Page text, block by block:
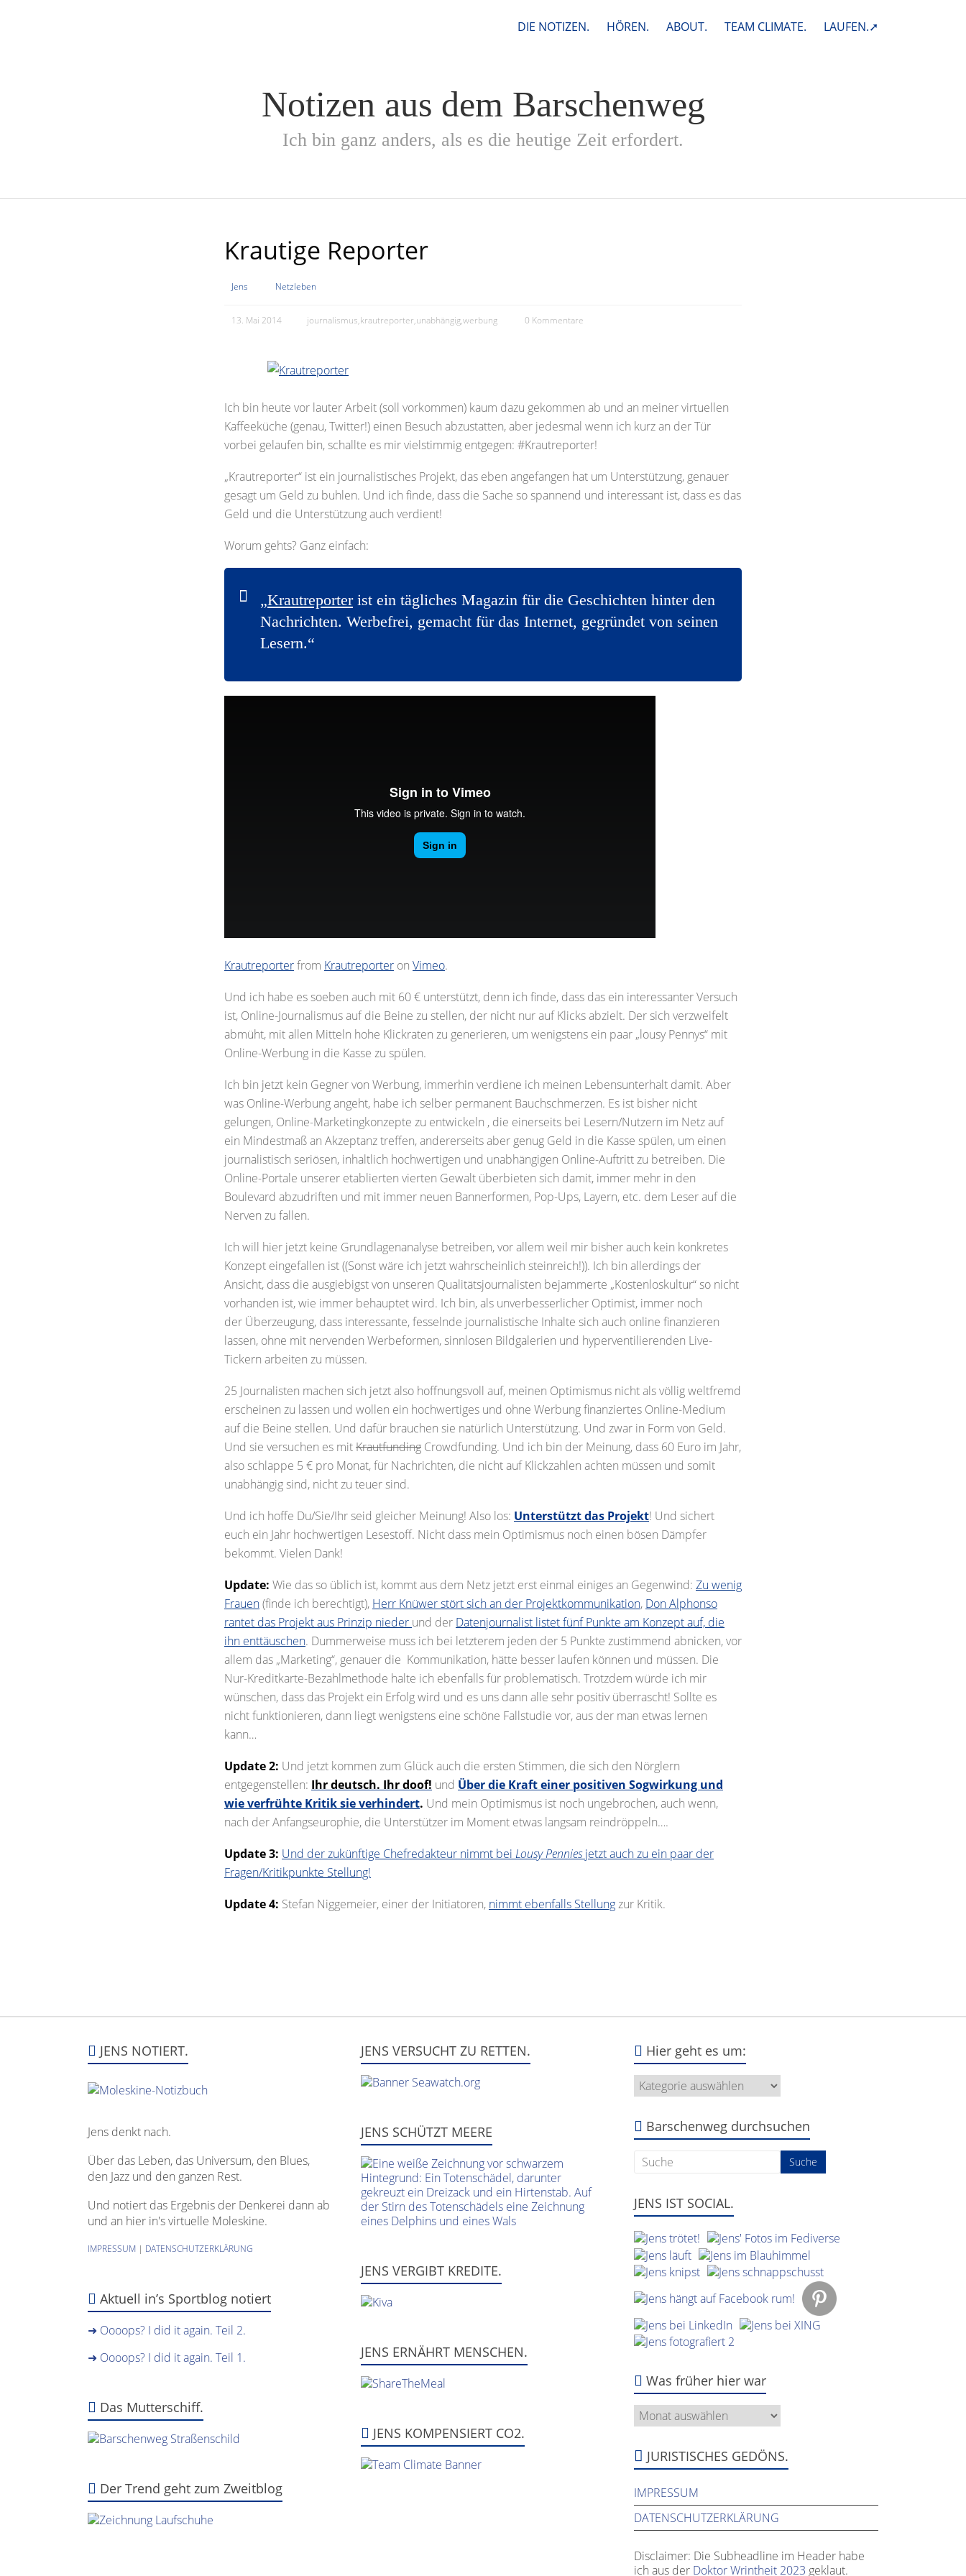
DIE NOTIZEN. HÖREN. ABOUT. TEAM CLIMATE. LAUFEN.➚
Notizen aus dem Barschenweg
Ich bin ganz anders, als es die heutige Zeit erfordert.
Krautige Reporter
Jens Netzleben
13. Mai 2014 journalismus,krautreporter,unabhängig,werbung 0 Kommentare
Ich bin heute vor lauter Arbeit (soll vorkommen) kaum dazu gekommen ab und an meiner virtuellen
Kaffeeküche (genau, Twitter!) einen Besuch abzustatten, aber jedesmal wenn ich kurz an der Tür
vorbei gelaufen bin, schallte es mir vielstimmig entgegen: #Krautreporter!
„Krautreporter“ ist ein journalistisches Projekt, das eben angefangen hat um Unterstützung, genauer
gesagt um Geld zu buhlen. Und ich finde, dass die Sache so spannend und interessant ist, dass es das
Geld und die Unterstützung auch verdient!
Worum gehts? Ganz einfach:
„Krautreporterist ein tägliches Magazin für die Geschichten hinter den
Nachrichten. Werbefrei, gemacht für das Internet, gegründet von seinen
Lesern.“
Krautreporterfrom Krautreporter on Vimeo.
Und ich habe es soeben auch mit 60 € unterstützt, denn ich finde, dass das ein interessanter Versuch
ist, Online-Journalismus auf die Beine zu stellen, der nicht nur auf Klicks abzielt. Der sich verzweifelt
abmüht, mit allen Mitteln hohe Klickraten zu generieren, um wenigstens ein paar „lousy Pennys“ mit
Online-Werbung in die Kasse zu spülen.
Ich bin jetzt kein Gegner von Werbung, immerhin verdiene ich meinen Lebensunterhalt damit. Aber
was Online-Werbung angeht, habe ich selber permanent Bauchschmerzen. Es ist bisher nicht
gelungen, Online-Marketingkonzepte zu entwickeln , die einerseits bei Lesern/Nutzern im Netz auf
ein Mindestmaß an Akzeptanz treffen, andererseits aber genug Geld in die Kasse spülen, um einen
journalistisch seriösen, inhaltlich hochwertigen und unabhängigen Online-Auftritt zu betreiben. Die
Online-Portale unserer etablierten vierten Gewalt überbieten sich damit, immer mehr in den
Boulevard abzudriften und mit immer neuen Bannerformen, Pop-Ups, Layern, etc. dem Leser auf die
Nerven zu fallen.
Ich will hier jetzt keine Grundlagenanalyse betreiben, vor allem weil mir bisher auch kein konkretes
Konzept eingefallen ist ((Sonst wäre ich jetzt wahrscheinlich steinreich!)). Ich bin allerdings der
Ansicht, dass die ausgiebigst von unseren Qualitätsjournalisten bejammerte „Kostenloskultur“ so nicht
vorhanden ist, wie immer behauptet wird. Ich bin, als unverbesserlicher Optimist, immer noch
der Überzeugung, dass interessante, fesselnde journalistische Inhalte sich auch online finanzieren
lassen, ohne mit nervenden Werbeformen, sinnlosen Bildgalerien und hyperventilierenden Live-
Tickern arbeiten zu müssen.
25 Journalisten machen sich jetzt also hoffnungsvoll auf, meinen Optimismus nicht als völlig weltfremd
erscheinen zu lassen und wollen ein hochwertiges und ohne Werbung finanziertes Online-Medium
auf die Beine stellen. Und dafür brauchen sie natürlich Unterstützung. Und zwar in Form von Geld.
Und sie versuchen es mitKrautfunding Crowdfunding. Und ich bin der Meinung, dass 60 Euro im Jahr,
also schlappe 5 € pro Monat, für Nachrichten, die nicht auf Klickzahlen achten müssen und somit
unabhängig sind, nicht zu teuer sind.
Und ich hoffe Du/Sie/Ihr seid gleicher Meinung! Also los: Unterstützt das Projekt! Und sichert
euch ein Jahr hochwertigen Lesestoff. Nicht dass mein Optimismus noch einen bösen Dämpfer
bekommt. Vielen Dank!
Update: Wie das so üblich ist, kommt aus dem Netz jetzt erst einmal einiges an Gegenwind: Zu wenig
Frauen(finde ich berechtigt), Herr Knüwer stört sich an der Projektkommunikation, Don Alphonso
rantet das Projekt aus Prinzip nieder und der Datenjournalist listet fünf Punkte am Konzept auf, die
ihn enttäuschen. Dummerweise muss ich bei letzterem jeden der 5 Punkte zustimmend abnicken, vor
allem das „Marketing“, genauer die Kommunikation, hätte besser laufen können und müssen. Die
Nur-Kreditkarte-Bezahlmethode halte ich ebenfalls für problematisch. Trotzdem würde ich mir
wünschen, dass das Projekt ein Erfolg wird und es uns dann alle sehr positiv überrascht! Sollte es
nicht funktionieren, dann liegt wenigstens eine schöne Fallstudie vor, aus der man etwas lernen
kann…
Update 2: Und jetzt kommen zum Glück auch die ersten Stimmen, die sich den Nörglern
entgegenstellen: Ihr deutsch. Ihr doof! und Über die Kraft einer positiven Sogwirkung und
wie verfrühte Kritik sie verhindert. Und mein Optimismus ist noch ungebrochen, auch wenn,
nach der Anfangseurophie, die Unterstützer im Moment etwas langsam reindröppeln….
Update 3: Und der zukünftige Chefredakteur nimmt bei Lousy Penniesjetzt auch zu ein paar der
Fragen/Kritikpunkte Stellung!
Update 4: Stefan Niggemeier, einer der Initiatoren, nimmt ebenfalls Stellungzur Kritik.
JENS NOTIERT.
Jens denkt nach.
Über das Leben, das Universum, den Blues,
den Jazz und den ganzen Rest.
Und notiert das Ergebnis der Denkerei dann ab
und an hier in's virtuelle Moleskine.
IMPRESSUM | DATENSCHUTZERKLÄRUNG
Aktuell in’s Sportblog notiert
➜ Oooops? I did it again. Teil 2.
➜ Oooops? I did it again. Teil 1.
Das Mutterschiff.
Der Trend geht zum Zweitblog
JENS VERSUCHT ZU RETTEN.
JENS SCHÜTZT MEERE
JENS VERGIBT KREDITE.
JENS ERNÄHRT MENSCHEN.
JENS KOMPENSIERT CO2.
Hier geht es um:
Hier
geht
um:Barschenweg durchsuchen
JENS IST SOCIAL.
Was früher hier war
Was
früher
warJURISTISCHES GEDÖNS.
IMPRESSUM
DATENSCHUTZERKLÄRUNG
Disclaimer: Die Subheadline im Header habe
ich aus der Doktor Wrintheit 2023 geklaut.